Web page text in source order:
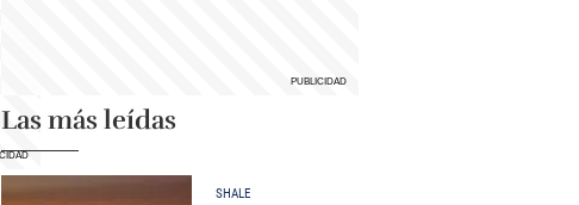
Las más leídas
SHALE